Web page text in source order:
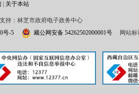
关于本站
持：林芝市政府电子政务中心
号-5 藏公网安备 54262502000001号 网站标